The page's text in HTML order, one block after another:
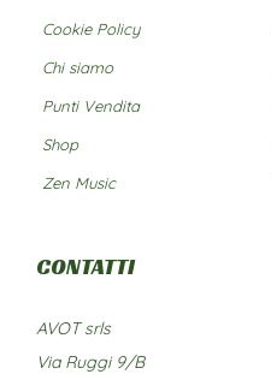
Cookie Policy
Chi siamo
Punti Vendita
Shop
Zen Music
CONTATTI
AVOT srls
Via Ruggi 9/B